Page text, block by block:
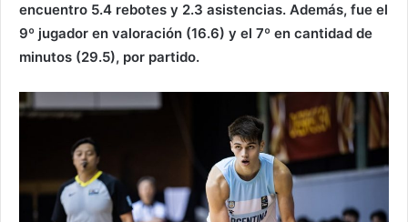
encuentro 5.4 rebotes y 2.3 asistencias. Además, fue el
9º jugador en valoración (16.6) y el 7º en cantidad de
minutos (29.5), por partido.